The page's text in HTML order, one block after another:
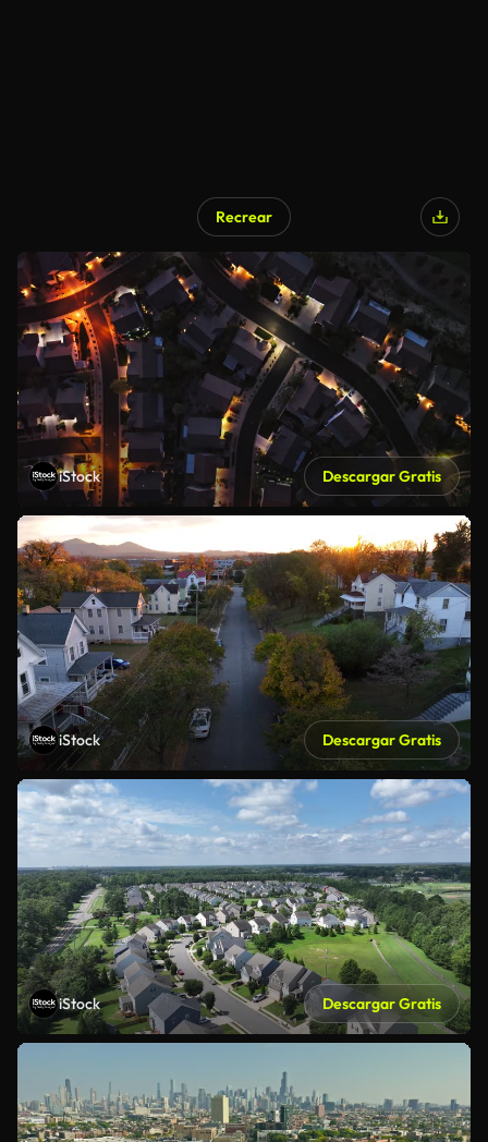
Recrear
iStock Descargar Gratis
iStock Descargar Gratis
iStock Descargar Gratis